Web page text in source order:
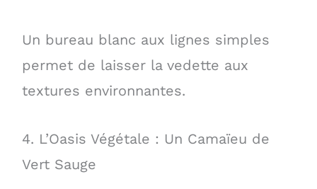
Un bureau blanc aux lignes simples
permet de laisser la vedette aux
textures environnantes.
4. L’Oasis Végétale : Un Camaïeu de
Vert Sauge